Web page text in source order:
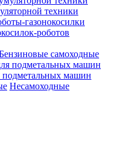
техники
газонокосилки
роботов
самоходные
подметальных машин
Несамоходные